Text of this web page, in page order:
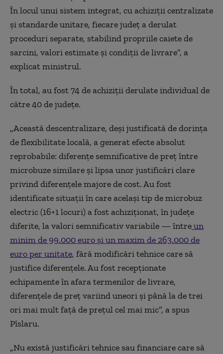
În locul unui sistem integrat, cu achiziții centralizate
și standarde unitare, fiecare județ a derulat
proceduri separate, stabilind propriile caiete de
sarcini, valori estimate și condiții de livrare”, a
explicat ministrul.
În total, au fost 74 de achiziții derulate individual de
către 40 de județe.
„Această descentralizare, deși justificată de dorința
de flexibilitate locală, a generat efecte absolut
reprobabile: diferențe semnificative de preț între
microbuze similare și lipsa unor justificări clare
privind diferențele majore de cost. Au fost
identificate situații în care același tip de microbuz
electric (16+1 locuri) a fost achiziționat, în județe
diferite, la valori semnificativ variabile — întreun
minim de 99.000 euro și un maxim de 263.000 de
euro per unitate, fără modificări tehnice care să
justifice diferențele. Au fost recepționate
echipamente în afara termenilor de livrare,
diferențele de preț variind uneori și până la de trei
ori mai mult față de prețul cel mai mic”, a spus
Pîslaru.
„Nu există justificări tehnice sau financiare care să